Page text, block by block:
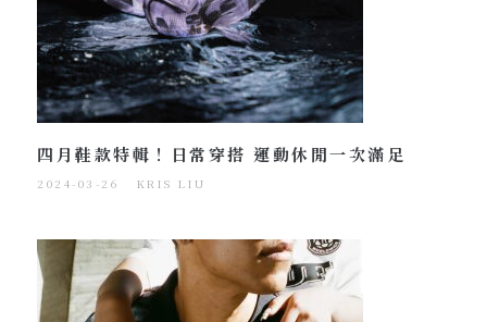
四月鞋款特輯！日常穿搭 運動休閒一次滿足
2024-03-26 KRIS LIU